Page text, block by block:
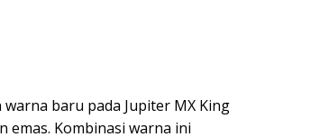
baru pada Jupiter MX King
emas. Kombinasi warna ini